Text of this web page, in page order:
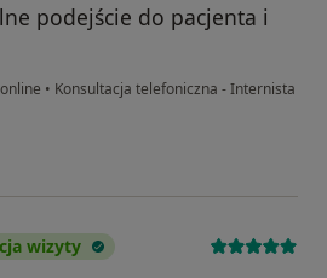
podejście do pacjenta i
• Konsultacja telefoniczna - Internista
wizyty